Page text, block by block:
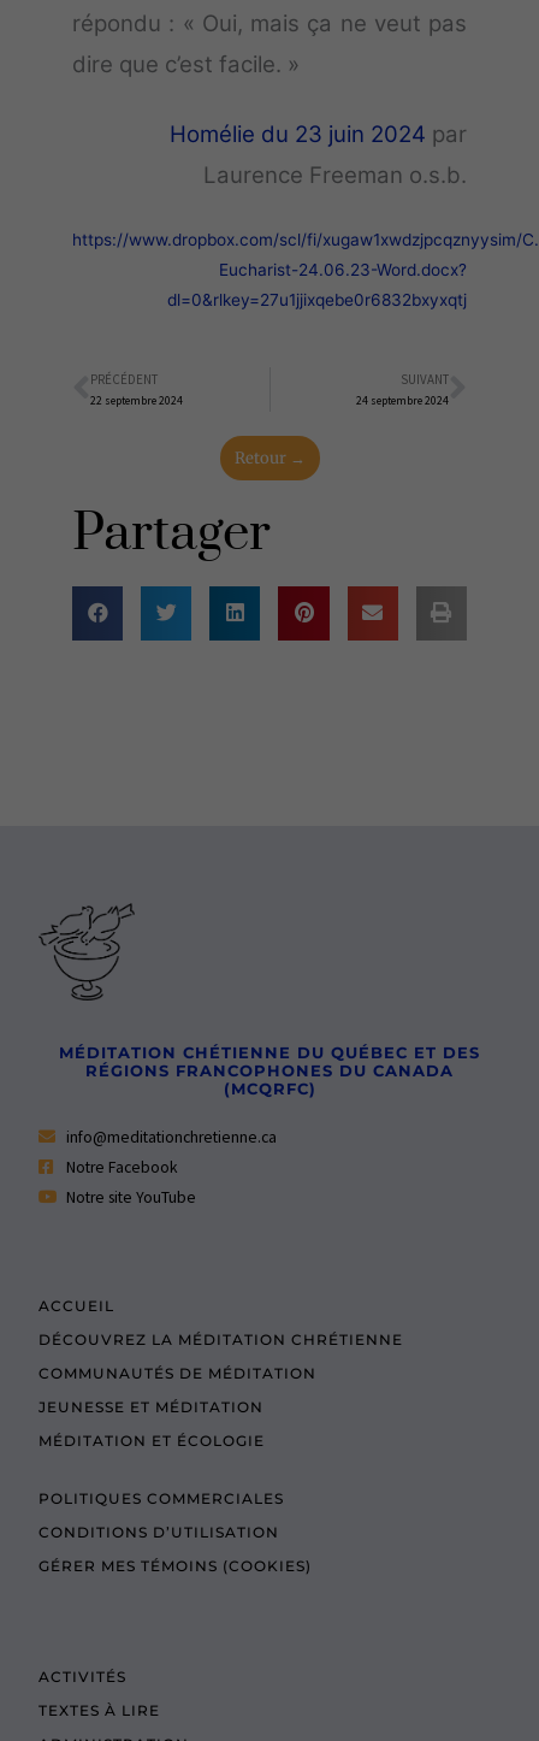
répondu : « Oui, mais ça ne veut pas
dire que c’est facile. »
Homélie du 23 juin 2024 par
Laurence Freeman o.s.b.
https://www.dropbox.com/scl/fi/xugaw1xwdzjpcqznyysim/
Eucharist-24.06.23-Word.docx?
dl=0&rlkey=27u1jjixqebe0r6832bxyxqtj
Précédent
PRÉCÉDENT
22 septembre 2024
SUIVANT
24 septembre 2024
Retour →
Partager
MÉDITATION CHÉTIENNE DU QUÉBEC ET DES
RÉGIONS FRANCOPHONES DU CANADA
(MCQRFC)
info@meditationchretienne.ca
Notre Facebook
Notre site YouTube
ACCUEIL
DÉCOUVREZ LA MÉDITATION CHRÉTIENNE
COMMUNAUTÉS DE MÉDITATION
JEUNESSE ET MÉDITATION
MÉDITATION ET ÉCOLOGIE
POLITIQUES COMMERCIALES
CONDITIONS D’UTILISATION
GÉRER MES TÉMOINS (COOKIES)
ACTIVITÉS
TEXTES À LIRE